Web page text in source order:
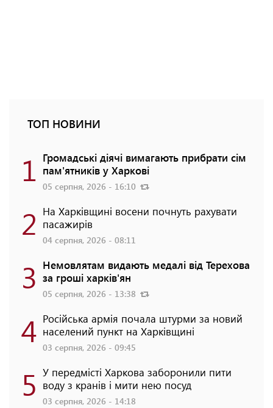
ТОП НОВИНИ
1 Громадські діячі вимагають прибрати сім
пам'ятників у Харкові
05 серпня, 2026 - 16:10
2 На Харківщині восени почнуть рахувати
пасажирів
04 серпня, 2026 - 08:11
3 Немовлятам видають медалі від Терехова
за гроші харків'ян
05 серпня, 2026 - 13:38
4 Російська армія почала штурми за новий
населений пункт на Харківщині
03 серпня, 2026 - 09:45
5 У передмісті Харкова заборонили пити
воду з кранів і мити нею посуд
03 серпня, 2026 - 14:18